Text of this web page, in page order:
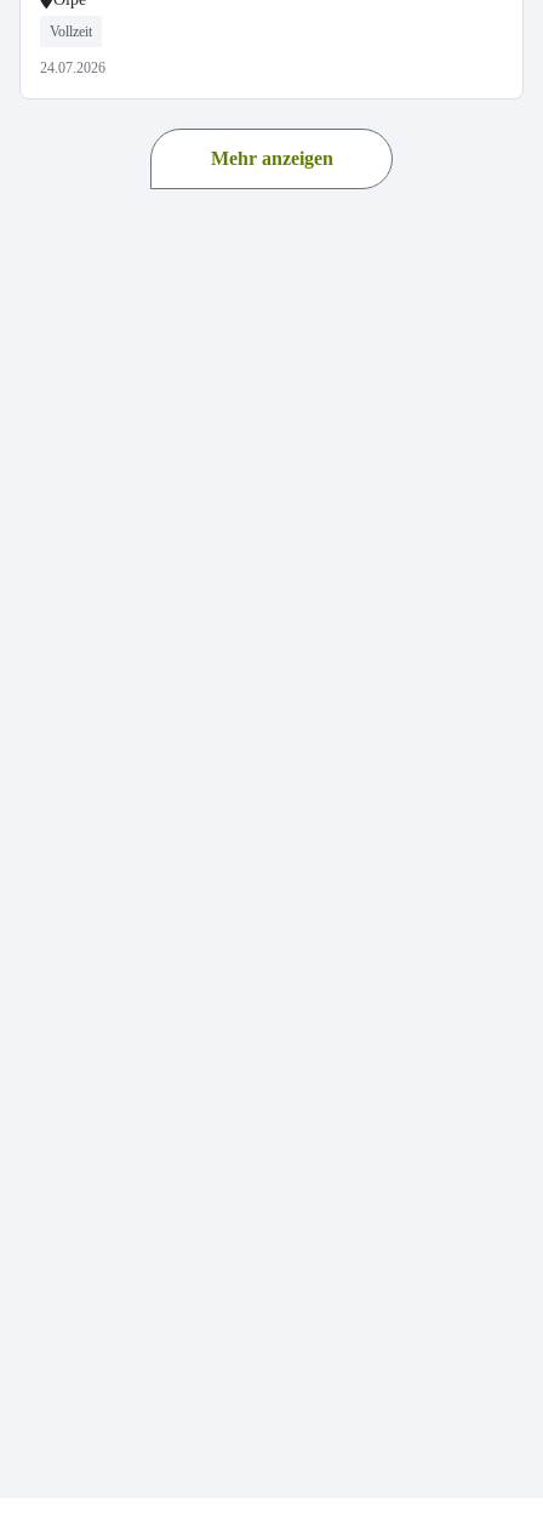
Vollzeit
24.07.2026
Mehr anzeigen